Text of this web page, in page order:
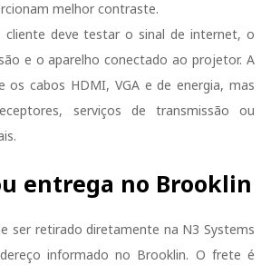
melhor contraste.
deve testar o sinal de internet, o
e o aparelho conectado ao projetor. A
os cabos HDMI, VGA e de energia, mas
serviços de transmissão ou
entrega no Brooklin
ser retirado diretamente na N3 Systems
informado no Brooklin. O frete é